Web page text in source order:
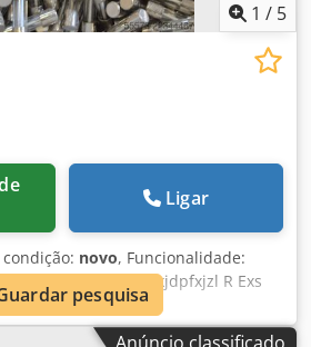
1 / 5
Ligar
condição: novo, Funcionalidade:
, Fusível Littelfuse. Dkjdpfxjzl R Exs
para uma tensão de 250 V
5 €.
pesquisa